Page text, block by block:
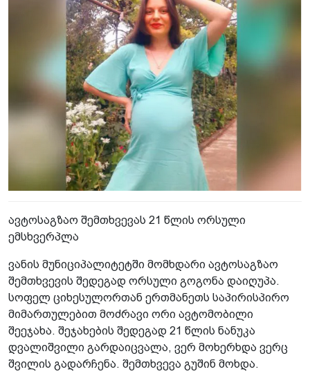
ავტოსაგზაო შემთხვევას 21 წლის ორსული
ემსხვერპლა
ვანის მუნიციპალიტეტში მომხდარი ავტოსაგზაო
შემთხვევის შედეგად ორსული გოგონა დაიღუპა.
სოფელ ციხესულორთან ერთმანეთს საპირისპირო
მიმართულებით მოძრავი ორი ავტომობილი
შეეჯახა. შეჯახების შედეგად 21 წლის ნანუკა
დვალიშვილი გარდაიცვალა, ვერ მოხერხდა ვერც
შვილის გადარჩენა. შემთხვევა გუშინ მოხდა.